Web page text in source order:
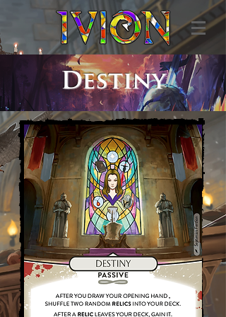
Destiny